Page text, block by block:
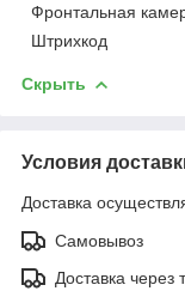
Фронтальная
Штрихкод
Скрыть
Условия
Доставка
Самовывоз
Доставка через